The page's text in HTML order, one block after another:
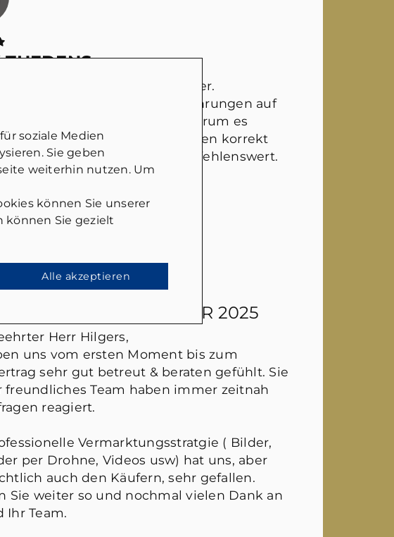
kompetenter Ansprechpartner.
der eben wirklich selber Erfahrungen auf
gemacht hat und weiß, worum es
geht und die Gegebenheiten korrekt
kann. Auf jeden Fall empfehlenswert.
- 26. JANUAR 2025
Herr Hilgers,
uns vom ersten Moment bis zum
sehr gut betreut & beraten gefühlt. Sie
freundliches Team haben immer zeitnah
reagiert.
Vermarktungsstratgie ( Bilder,
per Drohne, Videos usw) hat uns, aber
auch den Käufern, sehr gefallen.
Sie weiter so und nochmal vielen Dank an
Ihr Team.
soziale Medien
Sie geben
weiterhin nutzen. Um
können Sie unserer
Sie gezielt
Alle akzeptieren